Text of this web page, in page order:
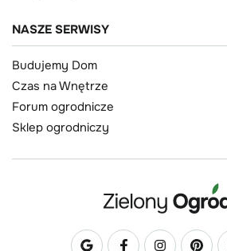
NASZE SERWISY
Budujemy Dom
Czas na Wnętrze
Forum ogrodnicze
Sklep ogrodniczy